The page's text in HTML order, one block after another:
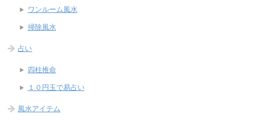
ワンルーム風水
掃除風水
占い
四柱推命
１０円玉で易占い
風水アイテム